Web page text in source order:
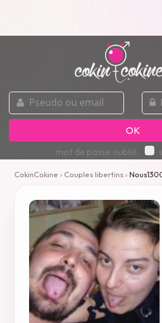
pseudo
ou
email
mot
de
passe
OK
mot de passe oublié
CokinCokine › Couples libertins›